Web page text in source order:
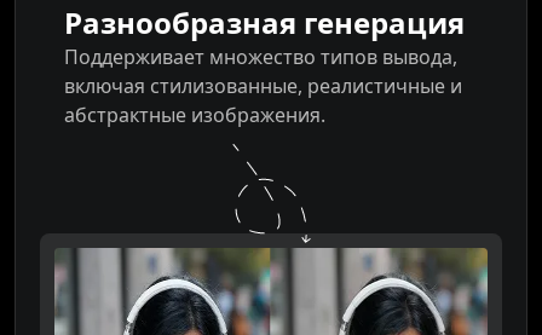
Разнообразная генерация
Поддерживает множество типов вывода,
включая стилизованные, реалистичные и
абстрактные изображения.